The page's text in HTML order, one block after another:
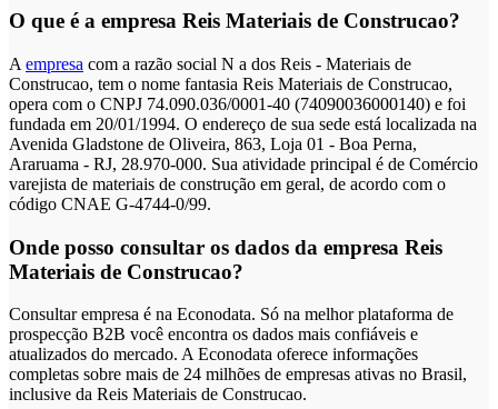
O que é a empresa Reis Materiais de Construcao?
A empresa com a razão social N a dos Reis - Materiais de
Construcao, tem o nome fantasia Reis Materiais de Construcao,
opera com o CNPJ 74.090.036/0001-40 (74090036000140) e foi
fundada em 20/01/1994. O endereço de sua sede está localizada na
Avenida Gladstone de Oliveira, 863, Loja 01 - Boa Perna,
Araruama - RJ, 28.970-000. Sua atividade principal é de Comércio
varejista de materiais de construção em geral, de acordo com o
código CNAE G-4744-0/99.
Onde posso consultar os dados da empresa Reis
Materiais de Construcao?
Consultar empresa é na Econodata. Só na melhor plataforma de
prospecção B2B você encontra os dados mais confiáveis e
atualizados do mercado. A Econodata oferece informações
completas sobre mais de 24 milhões de empresas ativas no Brasil,
inclusive da Reis Materiais de Construcao.